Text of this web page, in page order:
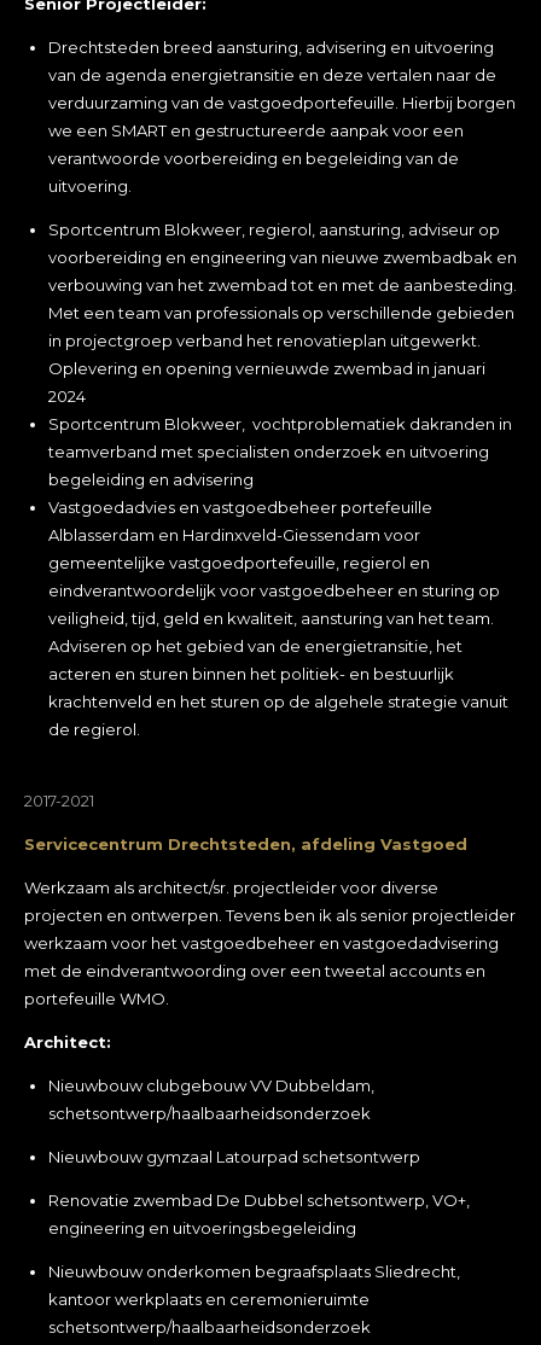
Drechtsteden breed aansturing, advisering en uitvoering
van de agenda energietransitie en deze vertalen naar de
verduurzaming van de vastgoedportefeuille. Hierbij borgen
we een SMART en gestructureerde aanpak voor een
verantwoorde voorbereiding en begeleiding van de
uitvoering.
Sportcentrum Blokweer, regierol, aansturing, adviseur op
voorbereiding en engineering van nieuwe zwembadbak en
verbouwing van het zwembad tot en met de aanbesteding.
Met een team van professionals op verschillende gebieden
in projectgroep verband het renovatieplan uitgewerkt.
Oplevering en opening vernieuwde zwembad in januari
2024
Sportcentrum Blokweer, vochtproblematiek dakranden in
teamverband met specialisten onderzoek en uitvoering
begeleiding en advisering
Vastgoedadvies en vastgoedbeheer portefeuille
Alblasserdam en Hardinxveld-Giessendam voor
gemeentelijke vastgoedportefeuille, regierol en
eindverantwoordelijk voor vastgoedbeheer en sturing op
veiligheid, tijd, geld en kwaliteit, aansturing van het team.
Adviseren op het gebied van de energietransitie, het
acteren en sturen binnen het politiek- en bestuurlijk
krachtenveld en het sturen op de algehele strategie vanuit
de regierol.
2017-2021
Servicecentrum Drechtsteden, afdeling Vastgoed
Werkzaam als architect/sr. projectleider voor diverse
projecten en ontwerpen. Tevens ben ik als senior projectleider
werkzaam voor het vastgoedbeheer en vastgoedadvisering
met de eindverantwoording over een tweetal accounts en
portefeuille WMO.
Architect:
Nieuwbouw clubgebouw VV Dubbeldam,
schetsontwerp/haalbaarheidsonderzoek
Nieuwbouw gymzaal Latourpad schetsontwerp
Renovatie zwembad De Dubbel schetsontwerp, VO+,
engineering en uitvoeringsbegeleiding
Nieuwbouw onderkomen begraafsplaats Sliedrecht,
kantoor werkplaats en ceremonieruimte
schetsontwerp/haalbaarheidsonderzoek